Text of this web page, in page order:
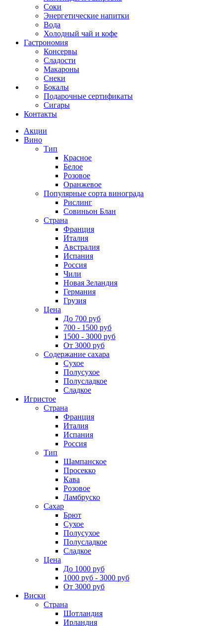
Соки
Энергетические напитки
Вода
Холодный чай и кофе
Гастрономия
Консервы
Сладости
Макароны
Снеки
Бокалы
Подарочные сертификаты
Сигары
Контакты
Акции
Вино
Тип
Красное
Белое
Розовое
Оранжевое
Популярные сорта винограда
Рислинг
Совиньон Блан
Страна
Франция
Италия
Австралия
Испания
Россия
Чили
Новая Зеландия
Германия
Грузия
Цена
До 700 руб
700 - 1500 руб
1500 - 3000 руб
От 3000 руб
Содержание сахара
Сухое
Полусухое
Полусладкое
Сладкое
Игристое
Страна
Франция
Италия
Испания
Россия
Тип
Шампанское
Просекко
Кава
Розовое
Ламбруско
Сахар
Брют
Сухое
Полусухое
Полусладкое
Сладкое
Цена
До 1000 руб
1000 руб - 3000 руб
От 3000 руб
Виски
Страна
Шотландия
Ирландия